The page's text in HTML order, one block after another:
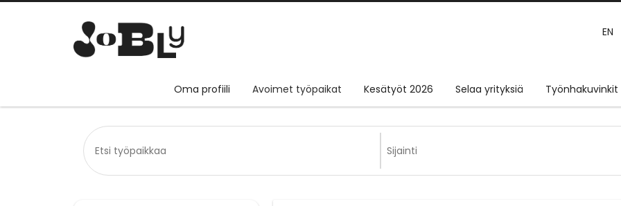
EN
Oma profiili Avoimet työpaikat Kesätyöt 2026 Selaa yrityksiä Työnhakuvinkit